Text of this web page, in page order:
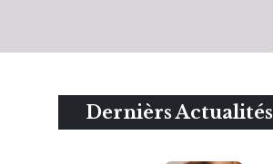
Dernièrs Actualités